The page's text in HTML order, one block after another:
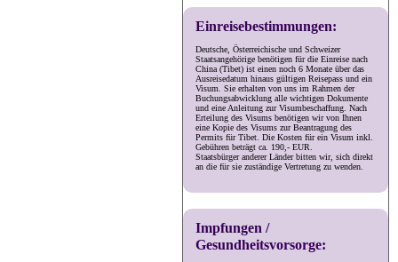
Einreisebestimmungen:
Deutsche, Österreichische und Schweizer
Staatsangehörige benötigen für die Einreise nach
China (Tibet) ist einen noch 6 Monate über das
Ausreisedatum hinaus gültigen Reisepass und ein
Visum. Sie erhalten von uns im Rahmen der
Buchungsabwicklung alle wichtigen Dokumente
und eine Anleitung zur Visumbeschaffung. Nach
Erteilung des Visums benötigen wir von Ihnen
eine Kopie des Visums zur Beantragung des
Permits für Tibet. Die Kosten für ein Visum inkl.
Gebühren beträgt ca. 190,- EUR.
Staatsbürger anderer Länder bitten wir, sich direkt
an die für sie zuständige Vertretung zu wenden.
Impfungen /
Gesundheitsvorsorge: